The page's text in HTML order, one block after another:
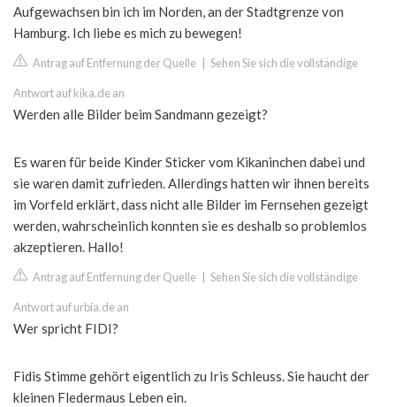
Aufgewachsen bin ich im Norden, an der Stadtgrenze von
Hamburg. Ich liebe es mich zu bewegen!
Antrag auf Entfernung der Quelle Sehen Sie sich die vollständige
Antwort auf kika.de an
Werden alle Bilder beim Sandmann gezeigt?
Es waren für beide Kinder Sticker vom Kikaninchen dabei und
sie waren damit zufrieden. Allerdings hatten wir ihnen bereits
im Vorfeld erklärt, dass nicht alle Bilder im Fernsehen gezeigt
werden, wahrscheinlich konnten sie es deshalb so problemlos
akzeptieren. Hallo!
Antrag auf Entfernung der Quelle Sehen Sie sich die vollständige
Antwort auf urbia.de an
Wer spricht FIDI?
Fidis Stimme gehört eigentlich zu Iris Schleuss. Sie haucht der
kleinen Fledermaus Leben ein.